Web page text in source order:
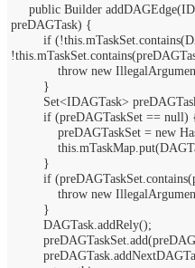
public Builder
preDAGTask) {
if
throw new
}
Set<IDAGTask>
if (preDAGTaskSet == null)
preDAGTaskSet = new
}
if
throw new
}
DAGTask.addRely();